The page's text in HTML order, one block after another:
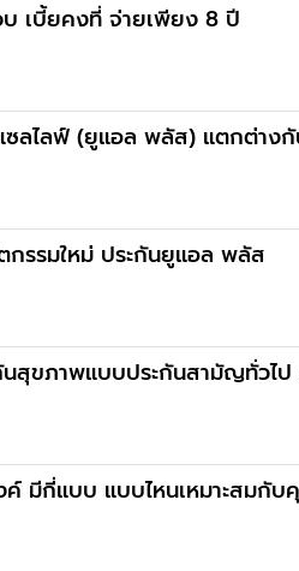
เบี้ยคงที่ จ่ายเพียง 8 ปี
ลไลฟ์ (ยูแอล พลัส) แตกต่างกั
กรรมใหม่ ประกันยูแอล พลัส
ขภาพแบบประกันสามัญทั่วไป
ค์ มีกี่แบบ แบบไหนเหมาะสมกั